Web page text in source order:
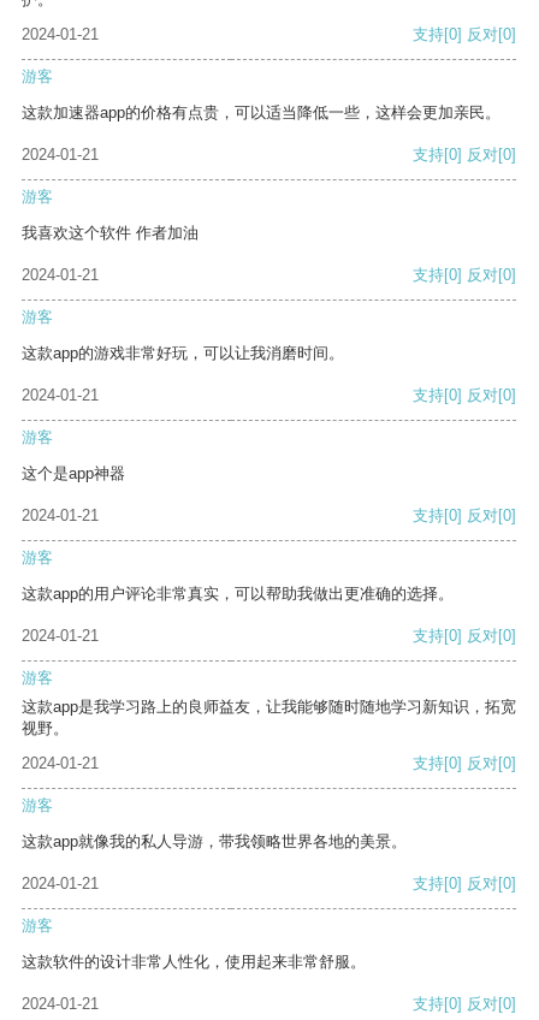
2024-01-21
支持[0] 反对[0]
游客
这款加速器app的价格有点贵，可以适当降低一些，这样会更加亲民。
2024-01-21 支持[0] 反对[0]
游客
我喜欢这个软件 作者加油
2024-01-21 支持[0] 反对[0]
游客
这款app的游戏非常好玩，可以让我消磨时间。
2024-01-21 支持[0] 反对[0]
游客
这个是app神器
2024-01-21 支持[0] 反对[0]
游客
这款app的用户评论非常真实，可以帮助我做出更准确的选择。
2024-01-21 支持[0] 反对[0]
游客
这款app是我学习路上的良师益友，让我能够随时随地学习新知识，拓宽
视野。
2024-01-21
支持[0] 反对[0]
游客
这款app就像我的私人导游，带我领略世界各地的美景。
2024-01-21 支持[0] 反对[0]
游客
这款软件的设计非常人性化，使用起来非常舒服。
2024-01-21 支持[0] 反对[0]